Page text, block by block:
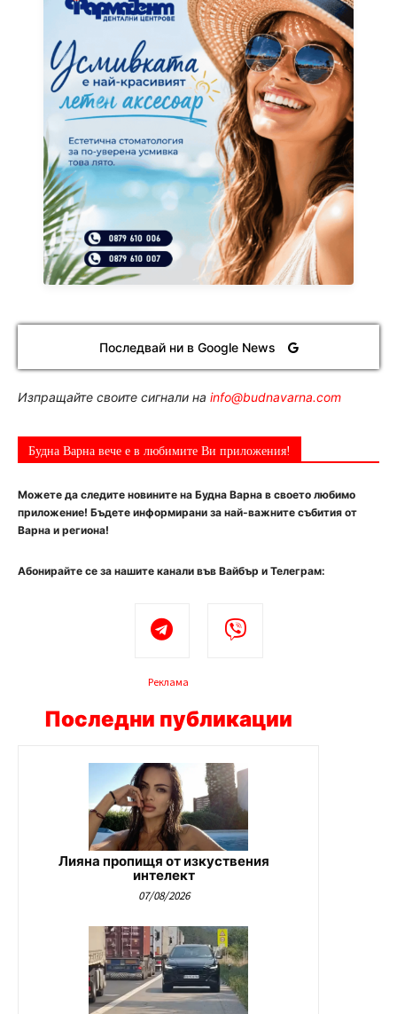
Последвай ни в Google News
Изпращайте своите сигнали на info@budnavarna.com
Будна Варна вече е в любимите Ви приложения!
Можете да следите новините на Будна Варна в своето любимо
приложение! Бъдете информирани за най-важните събития от
Варна и региона!
Абонирайте се за нашите канали във Вайбър и Телеграм:
Реклама
Последни публикации
Лияна пропищя от изкуствения
интелект
07/08/2026